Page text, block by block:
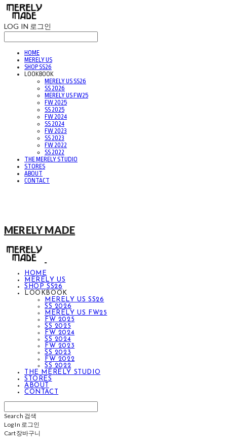
LOG IN 로그인
HOME
MERELY US
SHOP SS26
LOOKBOOK
MERELY US SS26
SS 2026
MERELY US FW25
FW 2025
SS 2025
FW 2024
SS 2024
FW 2023
SS 2023
FW 2022
SS 2022
THE MERELY STUDIO
STORES
ABOUT
CONTACT
MERELY MADE
HOME
MERELY US
SHOP SS26
LOOKBOOK
MERELY US SS26
SS 2026
MERELY US FW25
FW 2025
SS 2025
FW 2024
SS 2024
FW 2023
SS 2023
FW 2022
SS 2022
THE MERELY STUDIO
STORES
ABOUT
CONTACT
Search 검색
Log In 로그인
Cart장바구니